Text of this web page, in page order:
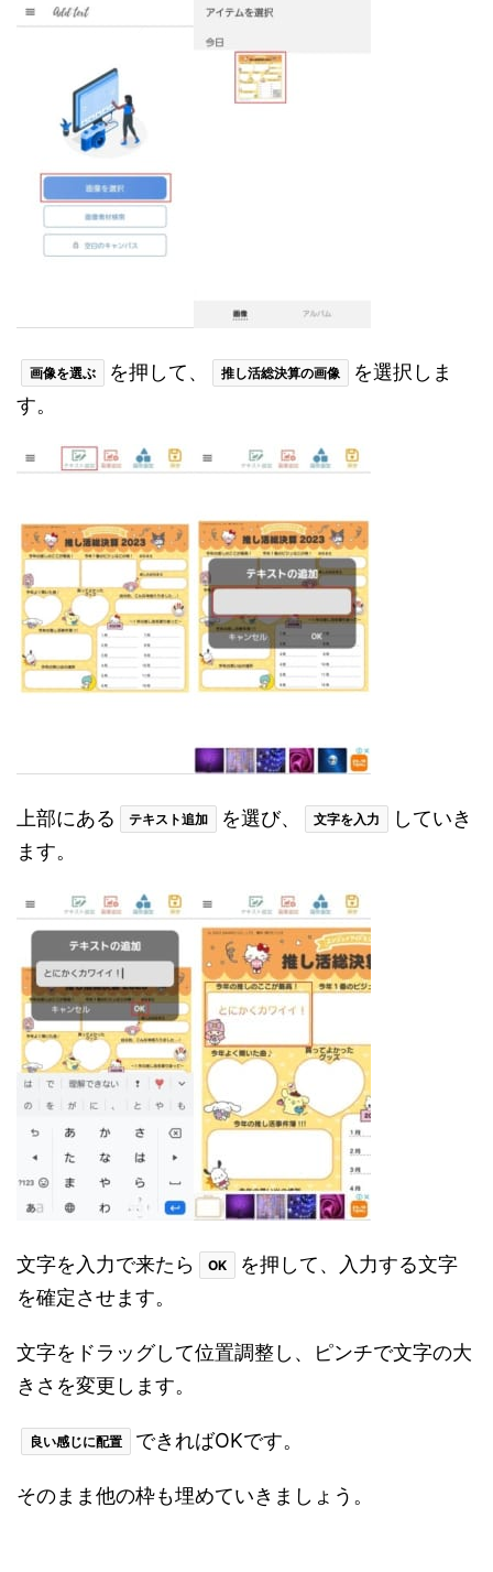
画像を選ぶ を押して、 推し活総決算の画像
を選択しま
す。
上部にある テキスト追加 を選び、 文字を入力
していき
ます。
文字を入力で来たら OK
を押して、入力する文字
を確定させます。
文字をドラッグして位置調整し、ピンチで文字の大
きさを変更します。
良い感じに配置 できればOKです。
そのまま他の枠も埋めていきましょう。